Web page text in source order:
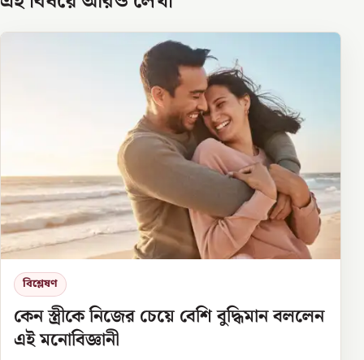
বিশ্লেষণ
কেন স্ত্রীকে নিজের চেয়ে বেশি বুদ্ধিমান বললেন
এই মনোবিজ্ঞানী